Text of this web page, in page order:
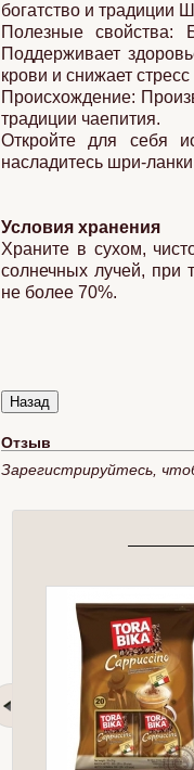
9 заблуждений
богатство и традиции
Полезные свойства:
Поддерживает
крови и снижает
Происхождение:
традиции чаепития.
Откройте для себя
насладитесь шри-
Условия хранения
Храните в сухом,
солнечных лучей, при
не более 70%.
Отзыв
Зарегистрируйтесь,